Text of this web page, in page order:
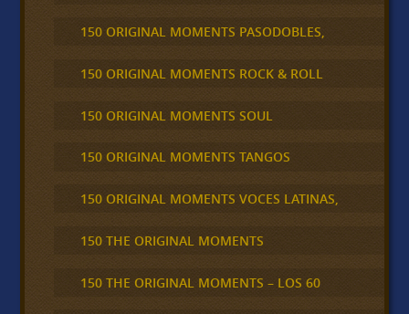
150 ORIGINAL MOMENTS PASODOBLES,
150 ORIGINAL MOMENTS ROCK & ROLL
150 ORIGINAL MOMENTS SOUL
150 ORIGINAL MOMENTS TANGOS
150 ORIGINAL MOMENTS VOCES LATINAS,
150 THE ORIGINAL MOMENTS
150 THE ORIGINAL MOMENTS – LOS 60